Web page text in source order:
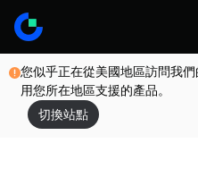
您似乎正在從美國地區訪問我
用您所在地區支援的產品。
切換站點